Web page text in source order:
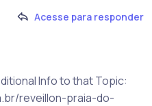
Acesse para responder
Info to that Topic:
reveillon-praia-do-